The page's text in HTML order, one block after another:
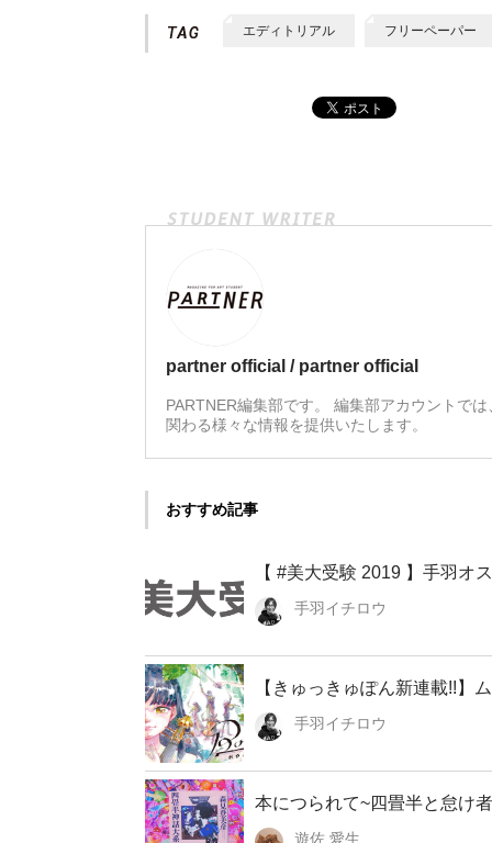
エディトリアル フリーペーパー
partner official / partner official
PARTNER編集部です。 編集部アカウントで
関わる様々な情報を提供いたします。
おすすめ記事
【 #美大受験 2019 】手羽オ
手羽イチロウ
【きゅっきゅぽん新連載!!】
手羽イチロウ
本につられて~四畳半と怠け
遊佐 愛生